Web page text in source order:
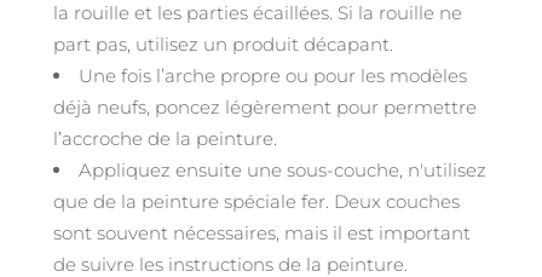
la rouille et les parties écaillées. Si la rouille ne
part pas, utilisez un produit décapant.
Une fois l’arche propre ou pour les modèles
déjà neufs, poncez légèrement pour permettre
l’accroche de la peinture.
Appliquez ensuite une sous-couche, n'utilisez
que de la peinture spéciale fer. Deux couches
sont souvent nécessaires, mais il est important
de suivre les instructions de la peinture.